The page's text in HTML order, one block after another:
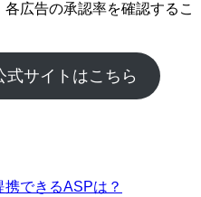
広告の承認率を確認するこ
サイトはこちら
できるASPは？